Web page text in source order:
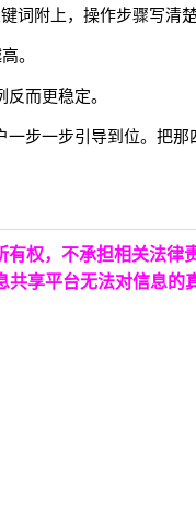
词附上，操作步骤写清
。
而更稳定。
步一步引导到位。把
权，不承担相关法
享平台无法对信息